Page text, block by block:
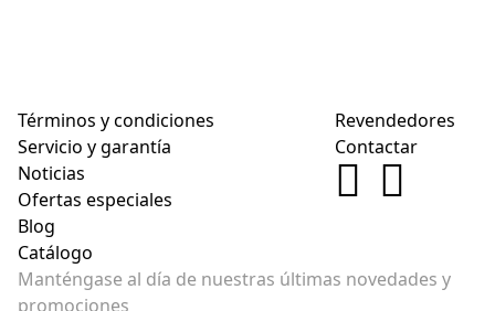
Términos y condiciones
Servicio y garantía
Noticias
Ofertas especiales
Blog
Catálogo
Revendedores
Contactar
Manténgase al día de nuestras últimas novedades y
promociones